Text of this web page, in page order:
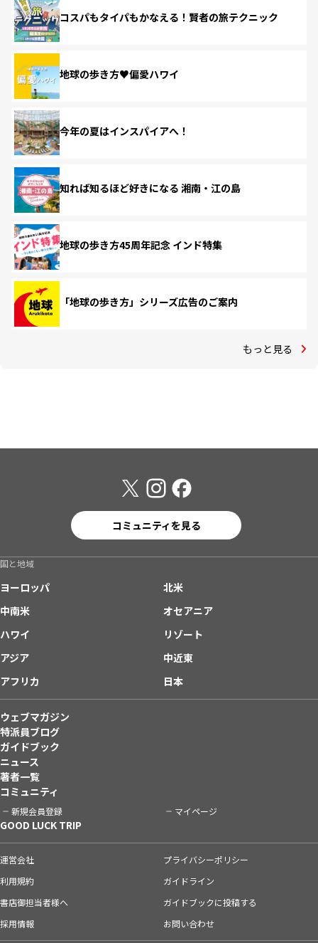
コスパもタイパもかなえる！賢者の旅テクニック
地球の歩き方♥偏愛ハワイ
今年の夏はインスパイアへ！
知れば知るほど好きになる 湘南・江の島
地球の歩き方45周年記念 インド特集
「地球の歩き方」シリーズ広告のご案内
もっと見る
コミュニティを見る
国と地域
ヨーロッパ
北米
中南米
オセアニア
ハワイ
リゾート
アジア
中近東
アフリカ
日本
ウェブマガジン
特派員ブログ
ガイドブック
ニュース
著者一覧
コミュニティ
新規会員登録 マイページ
GOOD LUCK TRIP
運営会社
プライバシーポリシー
利用規約
ガイドライン
書店御担当者様へ
ガイドブックに投稿する
採用情報
お問い合わせ